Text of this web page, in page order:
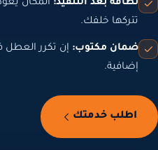
بعد التنفيذ:المكان يعود
خلفك.
مكتوب:إن تكرر العطل في
اطلب خدمتك